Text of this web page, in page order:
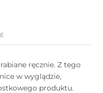
ręcznie. Z tego
w wyglądzie,
produktu.